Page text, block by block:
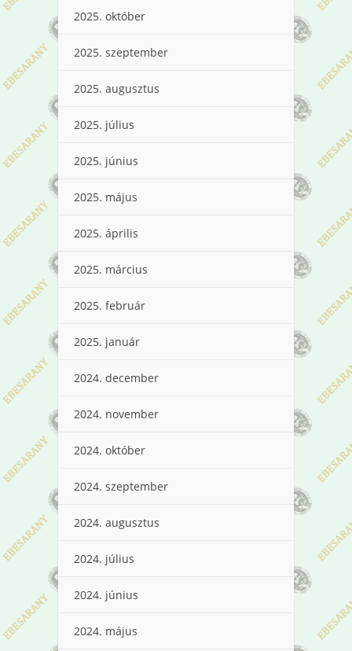
2025. október
2025. szeptember
2025. augusztus
2025. július
2025. június
2025. május
2025. április
2025. március
2025. február
2025. január
2024. december
2024. november
2024. október
2024. szeptember
2024. augusztus
2024. július
2024. június
2024. május